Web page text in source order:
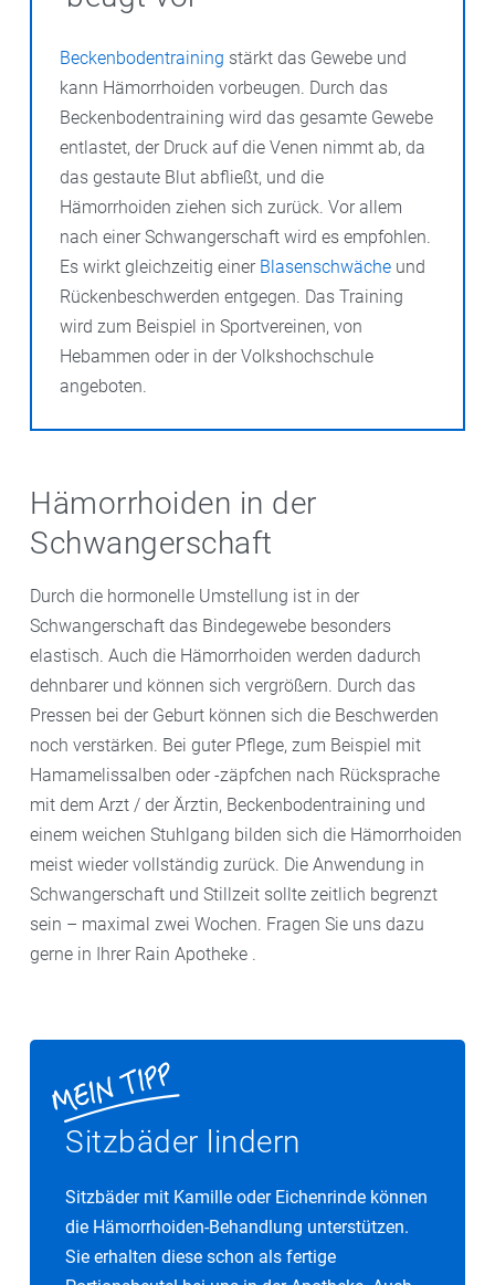
Beckenbodentraining stärkt das Gewebe und
kann Hämorrhoiden vorbeugen. Durch das
Beckenbodentraining wird das gesamte Gewebe
entlastet, der Druck auf die Venen nimmt ab, da
das gestaute Blut abfließt, und die
Hämorrhoiden ziehen sich zurück. Vor allem
nach einer Schwangerschaft wird es empfohlen.
Es wirkt gleichzeitig einer Blasenschwäche und
Rückenbeschwerden entgegen. Das Training
wird zum Beispiel in Sportvereinen, von
Hebammen oder in der Volkshochschule
angeboten.
Hämorrhoiden in der
Schwangerschaft
Durch die hormonelle Umstellung ist in der
Schwangerschaft das Bindegewebe besonders
elastisch. Auch die Hämorrhoiden werden dadurch
dehnbarer und können sich vergrößern. Durch das
Pressen bei der Geburt können sich die Beschwerden
noch verstärken. Bei guter Pflege, zum Beispiel mit
Hamamelissalben oder -zäpfchen nach Rücksprache
mit dem Arzt / der Ärztin, Beckenbodentraining und
einem weichen Stuhlgang bilden sich die Hämorrhoiden
meist wieder vollständig zurück. Die Anwendung in
Schwangerschaft und Stillzeit sollte zeitlich begrenzt
sein – maximal zwei Wochen. Fragen Sie uns dazu
gerne in Ihrer Rain Apotheke .
Sitzbäder lindern
Sitzbäder mit Kamille oder Eichenrinde können
die Hämorrhoiden-Behandlung unterstützen.
Sie erhalten diese schon als fertige